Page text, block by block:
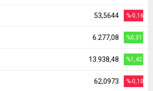
53,5644 %-0,16
6.277,08 %0,31
13.938,48 %1,42
62,0973 %-0,10